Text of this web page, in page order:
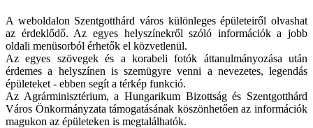
A weboldalon Szentgotthárd város különleges épületeiről olvashat
az érdeklődő. Az egyes helyszínekről szóló információk a jobb
oldali menüsorból érhetők el közvetlenül.
Az egyes szövegek és a korabeli fotók áttanulmányozása után
érdemes a helyszínen is szemügyre venni a nevezetes, legendás
épületeket - ebben segít a térkép funkció.
Az Agrárminisztérium, a Hungarikum Bizottság és Szentgotthárd
Város Önkormányzata támogatásának köszönhetően az információk
magukon az épületeken is megtalálhatók.